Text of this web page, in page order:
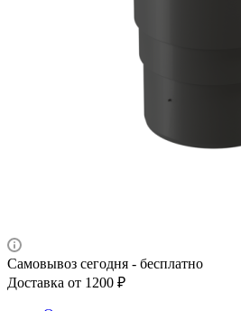
Самовывоз сегодня - бесплатно
Доставка от 1200 ₽